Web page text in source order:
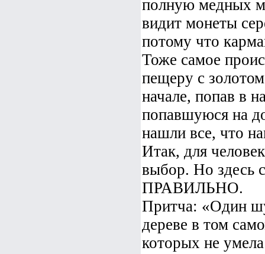
полную медных
видит монеты
потому что
Тоже самое
пещеру с
начале, попав в
попавшуюся на
нашли все, что
Итак, для
выбор. Но здесь
ПРАВИЛЬНО.
Притча: «Один
дереве в том
которых не